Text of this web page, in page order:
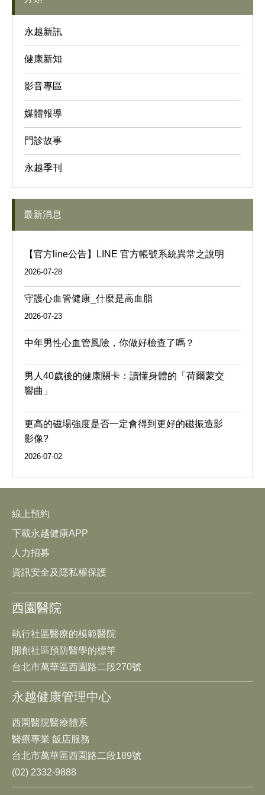
永越新訊
健康新知
影音專區
媒體報導
門診故事
永越季刊
最新消息
【官方line公告】LINE 官方帳號系統異常之說明
2026-07-28
守護心血管健康_什麼是高血脂
2026-07-23
中年男性心血管風險，你做好檢查了嗎？
男人40歲後的健康關卡：讀懂身體的「荷爾蒙交
響曲」
更高的磁場強度是否一定會得到更好的磁振造影
影像?
2026-07-02
線上預約
下載永越健康APP
人力招募
資訊安全及隱私權保護
西園醫院
執行社區醫療的模範醫院
開創社區預防醫學的標竿
台北市萬華區西園路二段270號
永越健康管理中心
西園醫院醫療體系
醫療專業 飯店服務
台北市萬華區西園路二段189號
(02) 2332-9888